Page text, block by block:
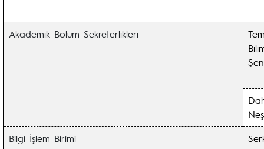
Akademik Bölüm Sekreterlikleri
Bilgi İşlem Birimi